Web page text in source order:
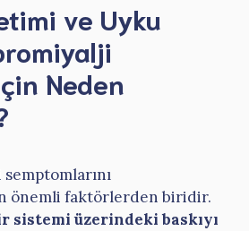
ve Uyku
Neden
önemli faktörlerden biridir.
sistemi üzerindeki baskıyı